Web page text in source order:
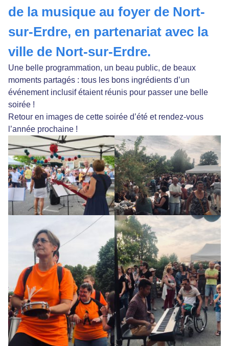
de la musique au foyer de Nort-
sur-Erdre, en partenariat avec la
ville de Nort-sur-Erdre.
Une belle programmation, un beau public, de beaux
moments partagés : tous les bons ingrédients d’un
événement inclusif étaient réunis pour passer une belle
soirée !
Retour en images de cette soirée d’été et rendez-vous
l’année prochaine !